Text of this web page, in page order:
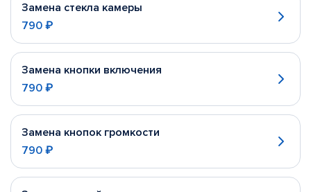
Замена стекла камеры
790 ₽
Замена кнопки включения
790 ₽
Замена кнопок громкости
790 ₽